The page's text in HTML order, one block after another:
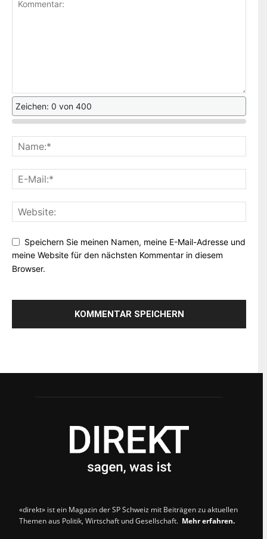
Zeichen: 0 von 400
Speichern Sie meinen Namen, meine E-Mail-Adresse und
meine Website für den nächsten Kommentar in diesem
Browser.
«direkt» ist ein Magazin der SP Schweiz mit Beiträgen zu aktuellen
Themen aus Politik, Wirtschaft und Gesellschaft. Mehr erfahren.